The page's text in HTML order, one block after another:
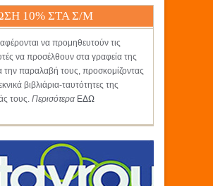
10% ΣΤΑ Σ/Μ
να προμηθευτούν τις
να προσέλθουν στα γραφεία της
την παραλαβή τους, προσκομίζοντας
βιβλιάρια-ταυτότητες της
τους. Περισότερα ΕΔΩ